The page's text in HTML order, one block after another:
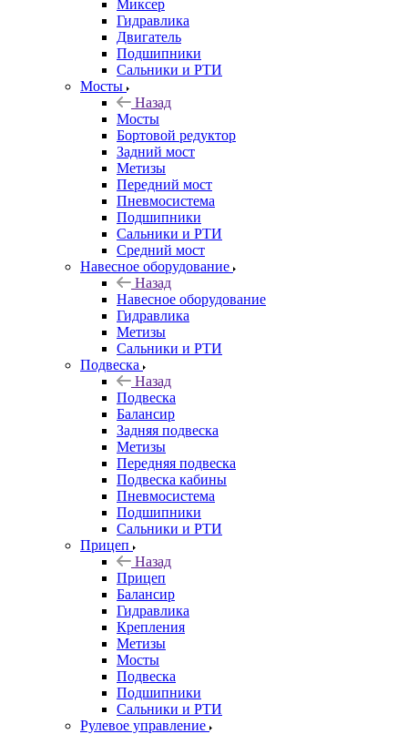
Миксер
Гидравлика
Двигатель
Подшипники
Сальники и РТИ
Мосты
Назад
Мосты
Бортовой редуктор
Задний мост
Метизы
Передний мост
Пневмосистема
Подшипники
Сальники и РТИ
Средний мост
Навесное оборудование
Назад
Навесное оборудование
Гидравлика
Метизы
Сальники и РТИ
Подвеска
Назад
Подвеска
Балансир
Задняя подвеска
Метизы
Передняя подвеска
Подвеска кабины
Пневмосистема
Подшипники
Сальники и РТИ
Прицеп
Назад
Прицеп
Балансир
Гидравлика
Крепления
Метизы
Мосты
Подвеска
Подшипники
Сальники и РТИ
Рулевое управление